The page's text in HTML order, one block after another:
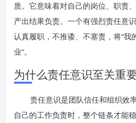
质。它意味着对自己的岗位、职责
产出结果负责。一个有强烈责任意
认真履职，不推诿、不塞责，将“我
业”。
为什么责任意识至关重
责任意识是团队信任和组织效
自己的工作负责时，整个链条才能